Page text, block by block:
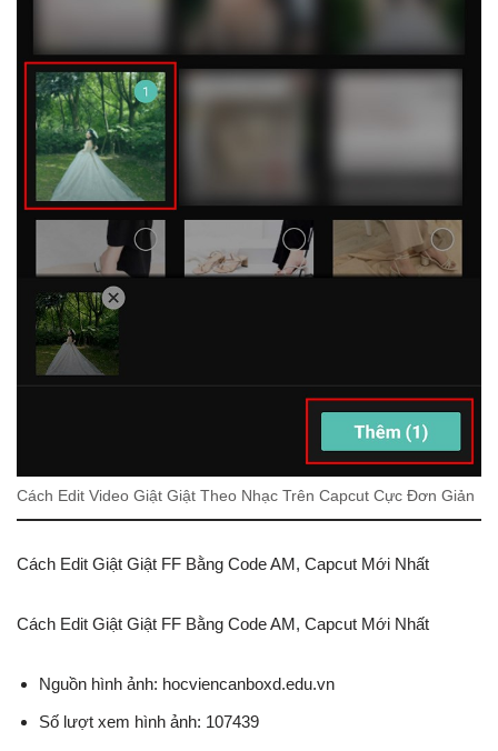
Cách Edit Video Giật Giật Theo Nhạc Trên Capcut Cực Đơn Giản
Cách Edit Giật Giật FF Bằng Code AM, Capcut Mới Nhất
Cách Edit Giật Giật FF Bằng Code AM, Capcut Mới Nhất
Nguồn hình ảnh: hocviencanboxd.edu.vn
Số lượt xem hình ảnh: 107439